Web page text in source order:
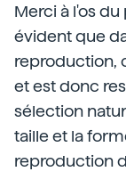
Merci à l'os
évident que
reproduction,
et est donc
sélection
taille et la
reproduction